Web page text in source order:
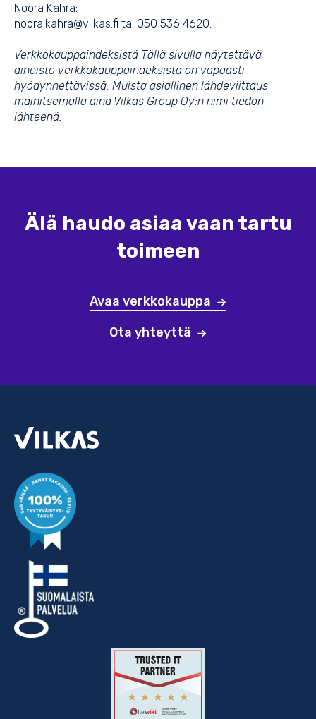
Noora Kahra:
noora.kahra@vilkas.fi tai 050 536 4620.
Verkkokauppaindeksistä Tällä sivulla näytettävä
aineisto verkkokauppaindeksistä on vapaasti
hyödynnettävissä. Muista asiallinen lähdeviittaus
mainitsemalla aina Vilkas Group Oy:n nimi tiedon
lähteenä.
Älä haudo asiaa vaan tartu
toimeen
Avaa verkkokauppa
Ota yhteyttä